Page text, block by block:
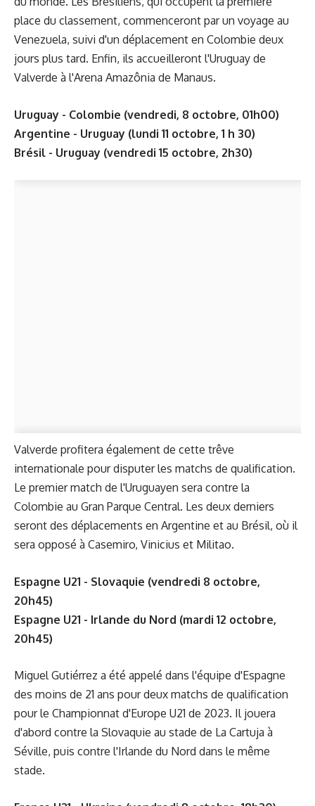
place du classement, commenceront par un voyage au
Venezuela, suivi d'un déplacement en Colombie deux
jours plus tard. Enfin, ils accueilleront l'Uruguay de
Valverde à l'Arena Amazônia de Manaus.
Uruguay - Colombie (vendredi, 8 octobre, 01h00)
Argentine - Uruguay (lundi 11 octobre, 1 h 30)
Brésil - Uruguay (vendredi 15 octobre, 2h30)
Valverde profitera également de cette trêve
internationale pour disputer les matchs de qualification.
Le premier match de l'Uruguayen sera contre la
Colombie au Gran Parque Central. Les deux derniers
seront des déplacements en Argentine et au Brésil, où il
sera opposé à Casemiro, Vinicius et Militao.
Espagne U21 - Slovaquie (vendredi 8 octobre,
20h45)
Espagne U21 - Irlande du Nord (mardi 12 octobre,
20h45)
Miguel Gutiérrez a été appelé dans l'équipe d'Espagne
des moins de 21 ans pour deux matchs de qualification
pour le Championnat d'Europe U21 de 2023. Il jouera
d'abord contre la Slovaquie au stade de La Cartuja à
Séville, puis contre l'Irlande du Nord dans le même
stade.